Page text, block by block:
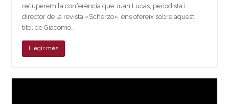
recuperem la conferència que Juan Lucas, periodista i
director de la revista «Scherzo», ens ofereix sobre aquest
títol de Giacomo…
Llegir més